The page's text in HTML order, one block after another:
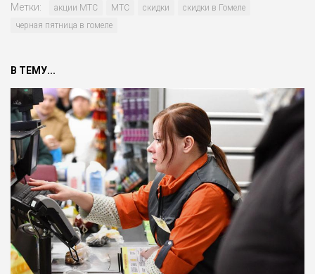
Метки: акции МТС МТС скидки
скидки в Гомеле
черная пятница в гомеле
В ТЕМУ...